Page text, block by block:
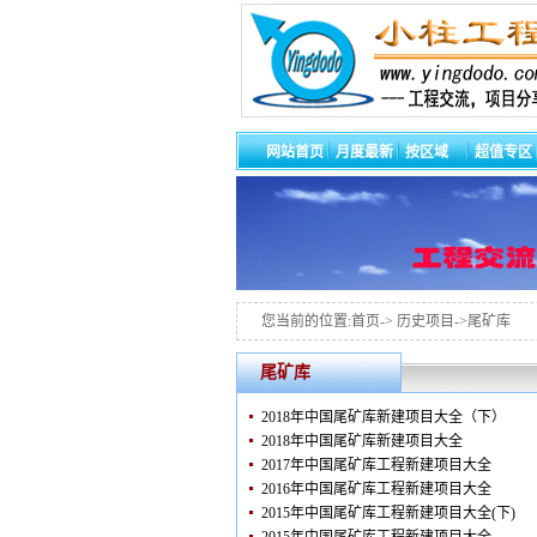
网站首页 月度最新 按区域 超值专区
您当前的位置:首页-> 历史项目->尾矿库
尾矿库
2018年中国尾矿库新建项目大全（下）
2018年中国尾矿库新建项目大全
2017年中国尾矿库工程新建项目大全
2016年中国尾矿库工程新建项目大全
2015年中国尾矿库工程新建项目大全(下)